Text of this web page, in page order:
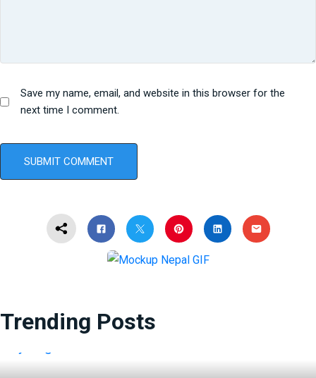
Save my name, email, and website in this browser for the
next time I comment.
Trending Posts